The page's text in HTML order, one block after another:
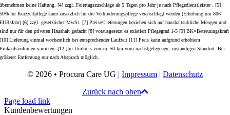
übernehmen keine Haftung. [4] zzgl. Feiertagszuschläge ab 5 Tagen pro Jahr je nach Pflegedienstleister . [5]
50% für Kurzzeitpflege kann zusätzlich für die Verhinderungspflege veranschlagt werden (Erhöhung um 806
EUR/Jahr) [6] zzgl. gesetzlicher MwSt. [7] Preise/Lieferungen beziehen sich auf haushaltsübliche Mengen und
sind nur für den privaten Haushalt gedacht [8] vorausgesetzt es existiert Pflegegrad 1-5 [9] BK=Betreuungskraft
[10] Lieferung einmal wöchentlich bei entsprechender Laufzeit [11] Preis kann aufgrund erhöhtem
Einkaufsvolumen variieren [12 ]Im Umkreis von ca. 50 km vom nächstgelegenen, zuständigen Standort. Bei
größerer Entfernung nur nach Absprach möglich.
© 2026 • Procura Care UG | Impressum | Datenschutz
Zurück nach oben
Page load link
Kundenbewertungen